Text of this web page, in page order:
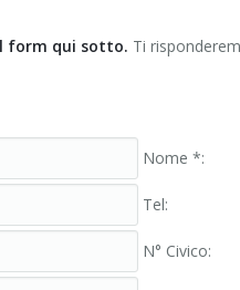
form qui sotto. Ti
Nome *:
Tel:
N° Civico: